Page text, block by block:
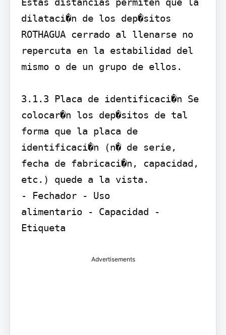
dilataci�n de los dep�sitos
ROTHAGUA cerrado al llenarse no
repercuta en la estabilidad del
mismo o de un grupo de ellos.
3.1.3 Placa de identificaci�n Se
colocar�n los dep�sitos de tal
forma que la placa de
identificaci�n (n� de serie,
fecha de fabricaci�n, capacidad,
etc.) quede a la vista.
- Fechador - Uso
alimentario - Capacidad -
Etiqueta
Advertisements